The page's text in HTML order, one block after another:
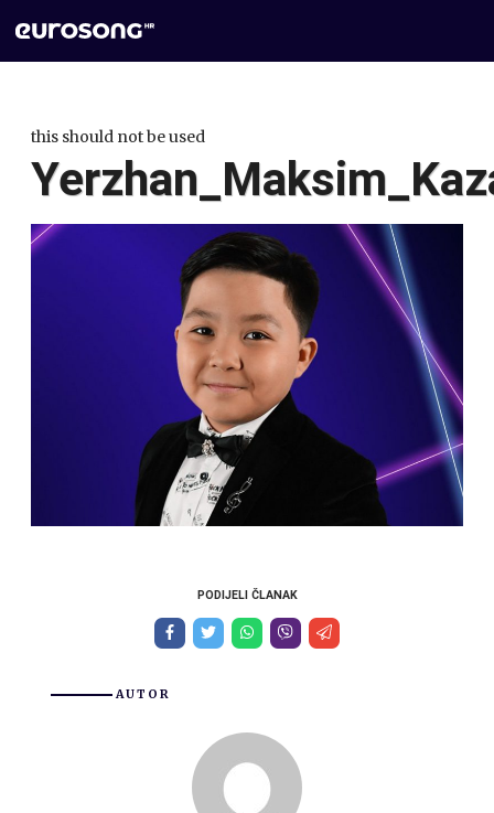
this should not be used
PODIJELI ČLANAK
AUTOR